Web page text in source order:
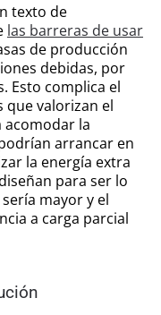
texto de
las barreras de usar
de producción
debidas, por
Esto complica el
valorizan el
acomodar la
arrancar en
la energía extra
para ser lo
mayor y el
a carga parcial